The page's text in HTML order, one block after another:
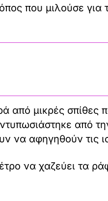
που μιλούσε για
από μικρές
από
να αφηγηθούν τις
να χαζεύει τα